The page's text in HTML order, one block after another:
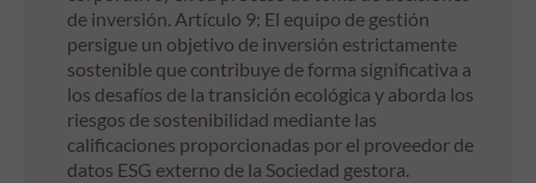
de inversión. Artículo 9: El equipo de gestión
persigue un objetivo de inversión estrictamente
sostenible que contribuye de forma significativa a
los desafíos de la transición ecológica y aborda los
riesgos de sostenibilidad mediante las
calificaciones proporcionadas por el proveedor de
datos ESG externo de la Sociedad gestora.